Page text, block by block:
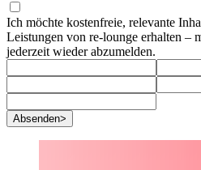
Ich möchte kostenfreie, relevante
Leistungen von re-lounge erhalten –
jederzeit wieder abzumelden.
Absenden>